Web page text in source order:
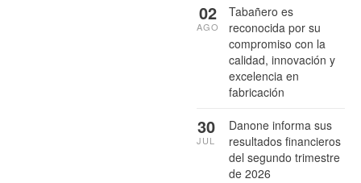
Tabañero es
reconocida por su
compromiso con la
calidad, innovación y
excelencia en
fabricación
02
AGO
Danone informa sus
resultados financieros
del segundo trimestre
de 2026
30
JUL